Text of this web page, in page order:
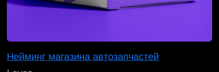
100% наших клиентов,